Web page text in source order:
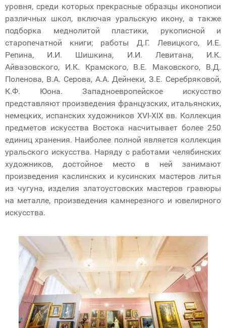
уровня, среди которых прекрасные образцы иконописи
различных школ, включая уральскую икону, а также
подборка меднолитой пластики, рукописной и
старопечатной книги; работы Д.Г. Левицкого, И.Е.
Репина, И.И. Шишкина, И.И. Левитана, И.К.
Айвазовского, И.К. Крамского, В.Е. Маковского, В.Д.
Поленова, В.А. Серова, А.А. Дейнеки, З.Е. Серебряковой,
К.Ф. Юона. Западноевропейское искусство
представляют произведения французских, итальянских,
немецких, испанских художников XVI-XIX вв. Коллекция
предметов искусства Востока насчитывает более 250
единиц хранения. Наиболее полной является коллекция
уральского искусства. Наряду с работами челябинских
художников, достойное место в ней занимают
произведения каслинских и кусинских мастеров литья
из чугуна, изделия златоустовских мастеров гравюры
на металле, произведения камнерезного и ювелирного
искусства.